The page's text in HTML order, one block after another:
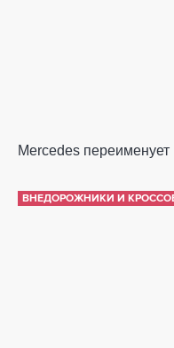
Mercedes
ВНЕДОРОЖНИКИ И